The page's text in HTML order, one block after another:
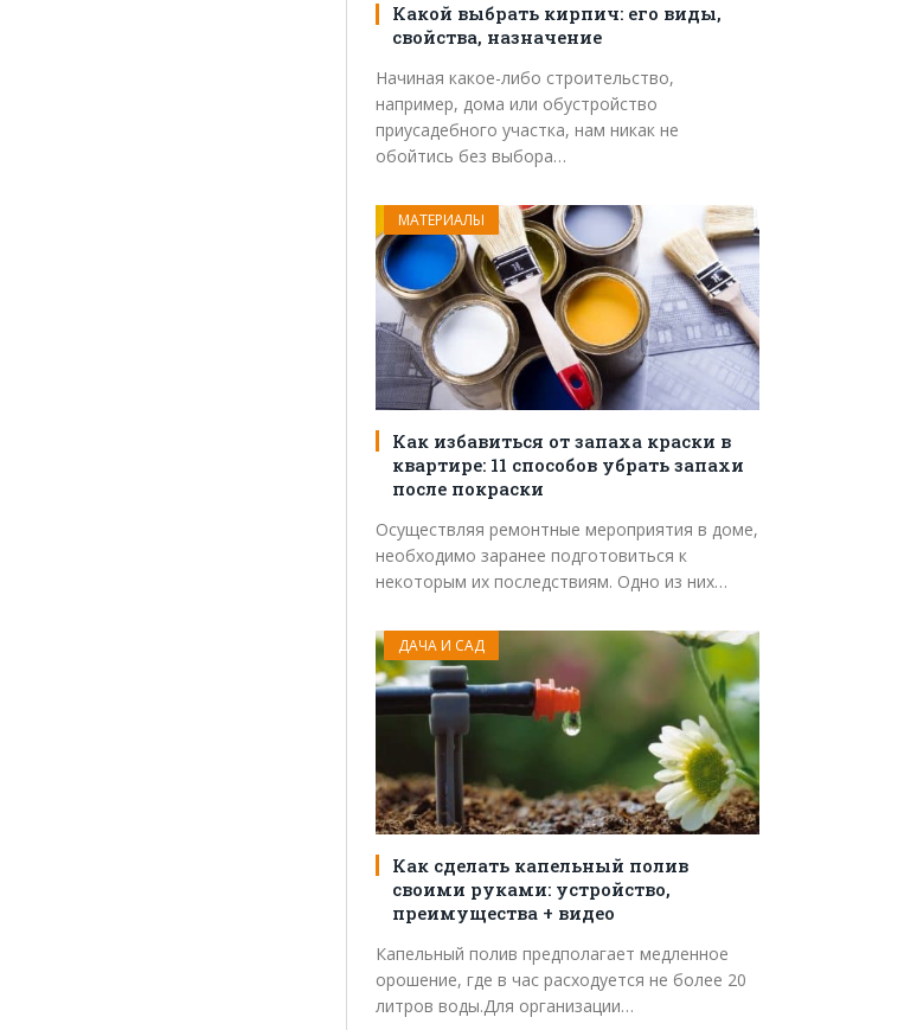
Какой выбрать кирпич: его виды,
свойства, назначение
Начиная какое-либо строительство,
например, дома или обустройство
приусадебного участка, нам никак не
обойтись без выбора…
МАТЕРИАЛЫ
Как избавиться от запаха краски в
квартире: 11 способов убрать запахи
после покраски
Осуществляя ремонтные мероприятия в доме,
необходимо заранее подготовиться к
некоторым их последствиям. Одно из них…
ДАЧА И САД
Как сделать капельный полив
своими руками: устройство,
преимущества + видео
Капельный полив предполагает медленное
орошение, где в час расходуется не более 20
литров воды.Для организации…